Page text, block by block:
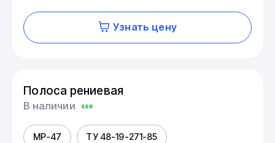
Узнать цену
Полоса рениевая
В наличии
МР-47 ТУ 48-19-271-85